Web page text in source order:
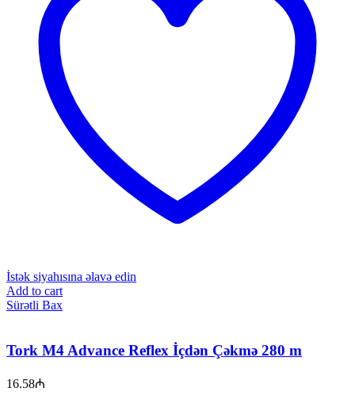
İstək siyahısına əlavə edin
Add to cart
Sürətli Bax
Tork M4 Advance Reflex İçdən Çəkmə 280 m
16.58₼